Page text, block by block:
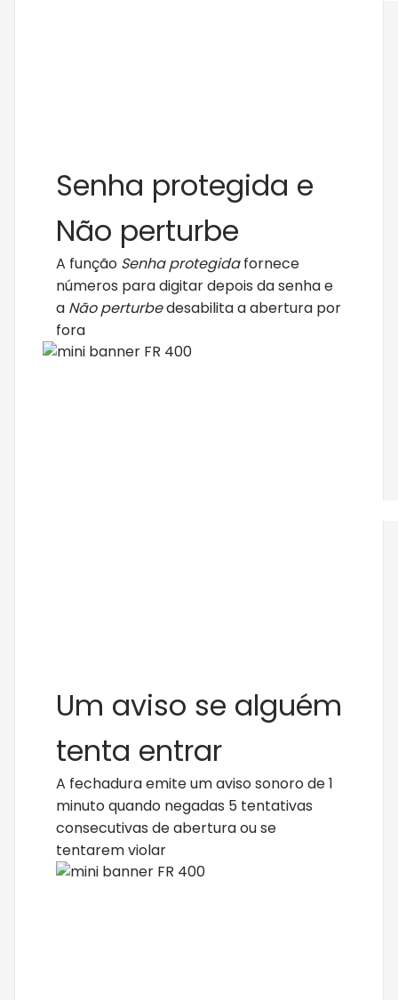
Senha protegida e
Não perturbe
A função Senha protegidafornece
números para digitar depois da senha e
a Não perturbedesabilita a abertura por
fora
Um aviso se alguém
tenta entrar
A fechadura emite um aviso sonoro de 1
minuto quando negadas 5 tentativas
consecutivas de abertura ou se
tentarem violar